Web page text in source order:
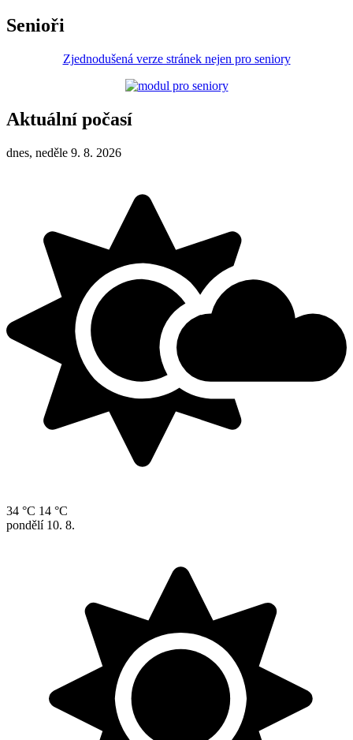
Senioři
Zjednodušená verze stránek nejen pro seniory
Aktuální počasí
dnes, neděle 9. 8. 2026
34 °C 14 °C
pondělí 10. 8.